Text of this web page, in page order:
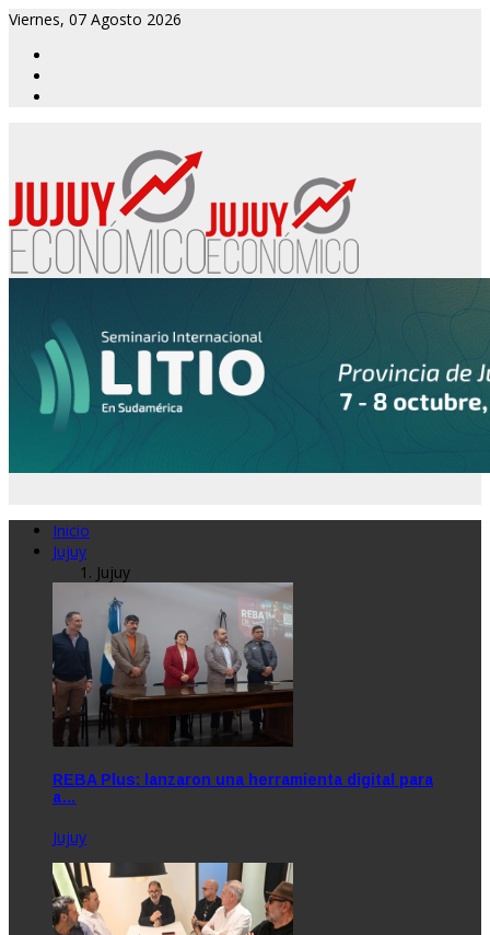
Viernes, 07 Agosto 2026
Inicio
Jujuy
Jujuy
REBA Plus: lanzaron una herramienta digital para
a…
Jujuy